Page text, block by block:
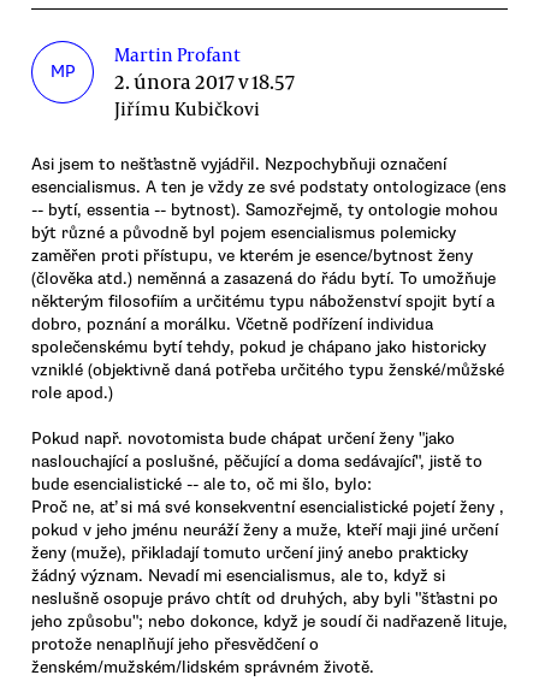
MP
Martin Profant
2. února 2017 v 18.57
Jiřímu Kubičkovi
Asi jsem to nešťastně vyjádřil. Nezpochybňuji označení
esencialismus. A ten je vždy ze své podstaty ontologizace (ens
-- bytí, essentia -- bytnost). Samozřejmě, ty ontologie mohou
být různé a původně byl pojem esencialismus polemicky
zaměřen proti přístupu, ve kterém je esence/bytnost ženy
(člověka atd.) neměnná a zasazená do řádu bytí. To umožňuje
některým filosofiím a určitému typu náboženství spojit bytí a
dobro, poznání a morálku. Včetně podřízení individua
společenskému bytí tehdy, pokud je chápano jako historicky
vzniklé (objektivně daná potřeba určitého typu ženské/můžské
role apod.)
Pokud např. novotomista bude chápat určení ženy "jako
naslouchající a poslušné, pěčující a doma sedávající", jistě to
bude esencialistické -- ale to, oč mi šlo, bylo:
Proč ne, ať si má své konsekventní esencialistické pojetí ženy ,
pokud v jeho jménu neuráží ženy a muže, kteří maji jiné určení
ženy (muže), přikladají tomuto určení jiný anebo prakticky
žádný význam. Nevadí mi esencialismus, ale to, když si
neslušně osopuje právo chtít od druhých, aby byli "šťastni po
jeho způsobu"; nebo dokonce, když je soudí či nadřazeně lituje,
protože nenaplňují jeho přesvědčení o
ženském/mužském/lidském správném životě.